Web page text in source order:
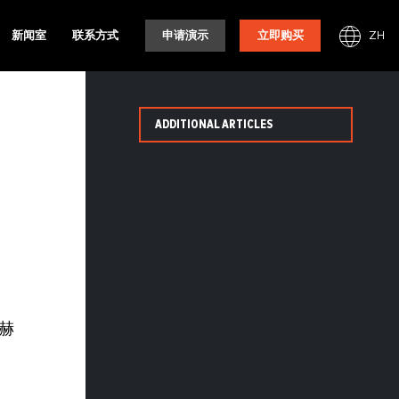
新闻室 联系方式 申请演示 立即购买 ZH
ADDITIONAL ARTICLES